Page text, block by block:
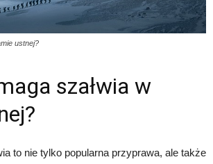
ustnej?
szałwia w
to nie tylko popularna przyprawa, ale także